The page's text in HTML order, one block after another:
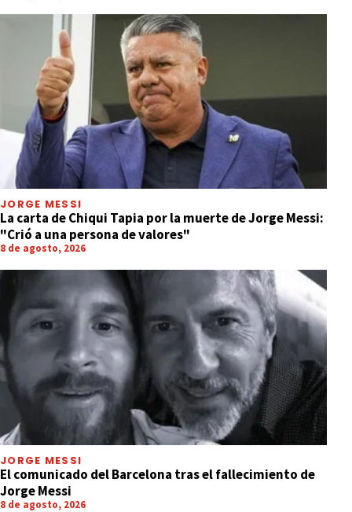
JORGE MESSI
La carta de Chiqui Tapia por la muerte de Jorge Messi:
"Crió a una persona de valores"
8 de agosto, 2026
JORGE MESSI
El comunicado del Barcelona tras el fallecimiento de
Jorge Messi
8 de agosto, 2026